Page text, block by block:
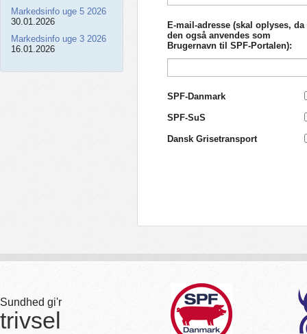
Markedsinfo uge 5 2026
30.01.2026
Markedsinfo uge 3 2026
16.01.2026
E-mail-adresse (skal oplyses, da
den også anvendes som
Brugernavn til SPF-Portalen):
SPF-Danmark
SPF-SuS
Dansk Grisetransport
Sundhed gi'r
trivsel